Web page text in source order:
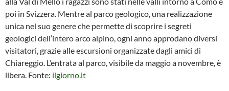
poi in Svizzera. Mentre al parco geologico, una realizzazione
unica nel suo genere che permette di scoprire i segreti
geologici dell’intero arco alpino, ogni anno approdano diversi
visitatori, grazie alle escursioni organizzate dagli amici di
Chiareggio. L’entrata al parco, visibile da maggio a novembre, è
libera. Fonte: ilgiorno.it